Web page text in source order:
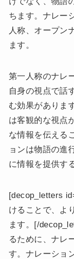
ちます。ナレー
人称、オープン
ます。
第一人称のナレ
自身の視点で話
む効果がありま
は客観的な視点
な情報を伝える
ョンは物語の進
に情報を提供す
[decop_letters
けることで、よ
ます。[/
るために、ナレ
す。ナレーショ